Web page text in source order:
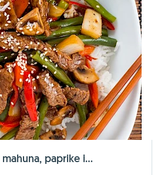
paprike i...